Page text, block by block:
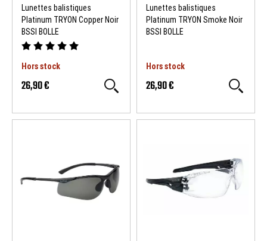
Lunettes balistiques
Platinum TRYON Copper Noir
BSSI BOLLE
Hors stock
26,90 €
Lunettes balistiques
Platinum TRYON Smoke Noir
BSSI BOLLE
Hors stock
26,90 €